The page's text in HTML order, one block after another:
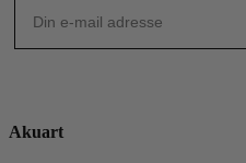
Akuart